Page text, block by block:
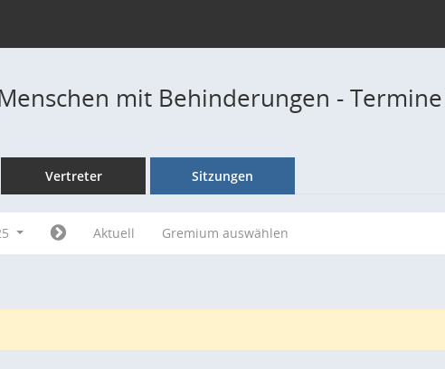
mit Behinderungen -
Vertreter Sitzungen
Aktuell Gremium auswählen